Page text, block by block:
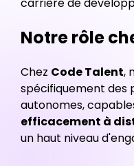
Notre rôle
Chez Code Talent,
spécifiquement des
autonomes,
efficacement à
un haut niveau